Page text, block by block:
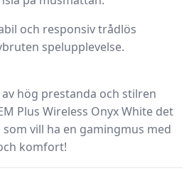
och responsiv trådlös
spelupplevelse.
hög prestanda och stilren
Plus Wireless Onyx White det
vill ha en gamingmus med
komfort!